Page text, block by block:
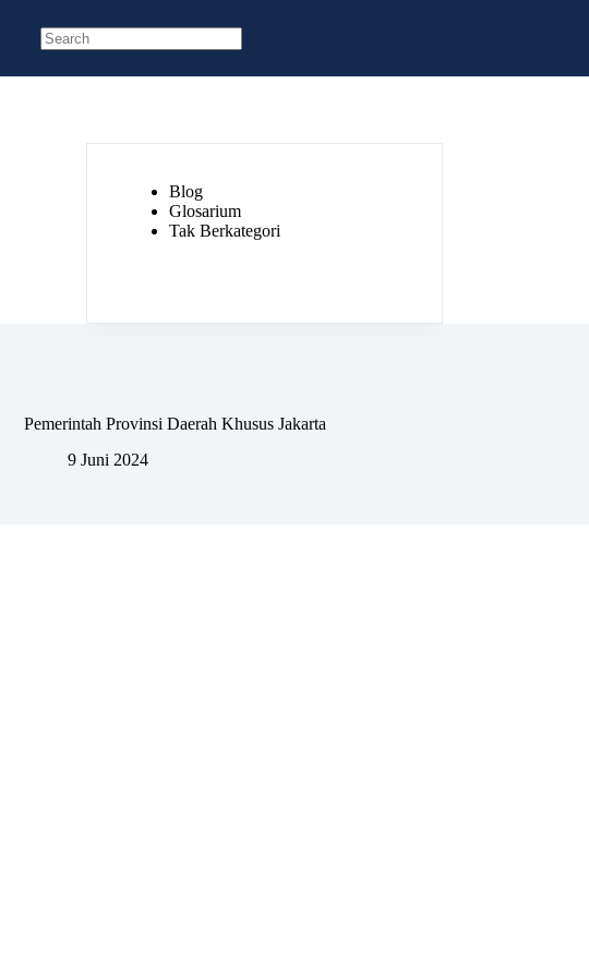
results
Blog
Glosarium
Tak Berkategori
Pemerintah Provinsi Daerah Khusus Jakarta
9 Juni 2024